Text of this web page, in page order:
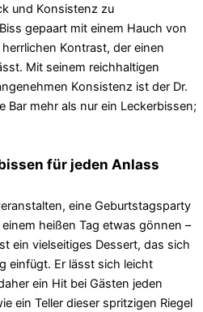
und Konsistenz zu
gepaart mit einem Hauch von
Kontrast, der einen
Mit seinem reichhaltigen
Konsistenz ist der Dr.
Bar mehr als nur ein Leckerbissen;
für jeden Anlass
eine Geburtstagsparty
heißen Tag etwas gönnen –
ein vielseitiges Dessert, das sich
einfügt. Er lässt sich leicht
ein Hit bei Gästen jeden
ein Teller dieser spritzigen Riegel